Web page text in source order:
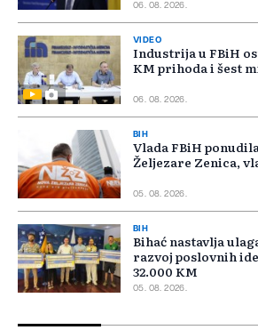
06. 08. 2026.
VIDEO
Industrija u FBiH
KM prihoda i šest
06. 08. 2026.
BIH
Vlada FBiH
Željezare Zenica,
05. 08. 2026.
BIH
Bihać nastavlja
razvoj poslovnih
32.000 KM
05. 08. 2026.